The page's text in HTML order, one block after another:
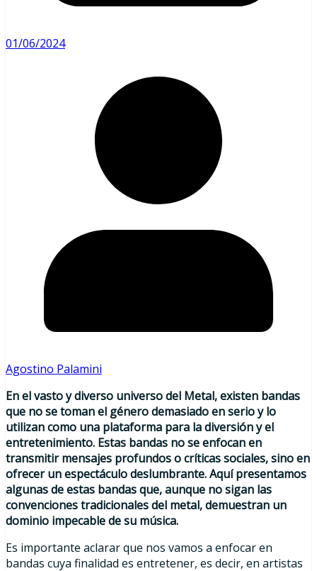
01/06/2024
Agostino Palamini
En el vasto y diverso universo del Metal, existen bandas
que no se toman el género demasiado en serio y lo
utilizan como una plataforma para la diversión y el
entretenimiento. Estas bandas no se enfocan en
transmitir mensajes profundos o críticas sociales, sino en
ofrecer un espectáculo deslumbrante. Aquí presentamos
algunas de estas bandas que, aunque no sigan las
convenciones tradicionales del metal, demuestran un
dominio impecable de su música.
Es importante aclarar que nos vamos a enfocar en
bandas cuya finalidad es entretener, es decir, en artistas